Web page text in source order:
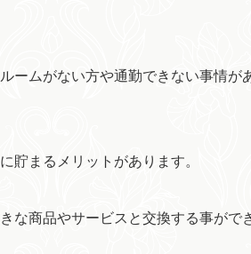
ームがない方や通勤できない事情が
貯まるメリットがあります。
な商品やサービスと交換する事がで